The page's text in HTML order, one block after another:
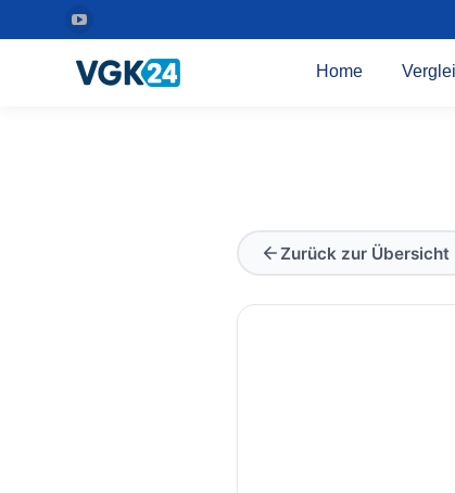
YouTube
Seite
wird
Home
Zurück zur Übersicht